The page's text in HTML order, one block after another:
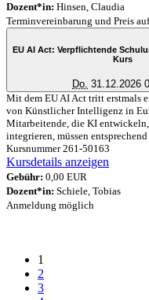
Dozent*in: Hinsen, Claudia
Terminvereinbarung und Preis
EU AI Act: Verpflichtende
Kurs
Do. 31.12.2026
Mit dem EU AI Act tritt erstmals
von Künstlicher Intelligenz in
Mitarbeitende, die KI
integrieren, müssen
Kursnummer 261-50163
Kursdetails anzeigen
Gebühr: 0,00 EUR
Dozent*in: Schiele, Tobias
Anmeldung möglich
1
2
3